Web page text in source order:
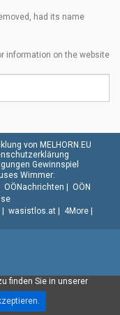
had its name
information on the website
finden Sie in unserer
von MELHORN.EU
Gewinnspiel
Wimmer:
OÖNachrichten
OÖN
wasistlos.at| 4More|